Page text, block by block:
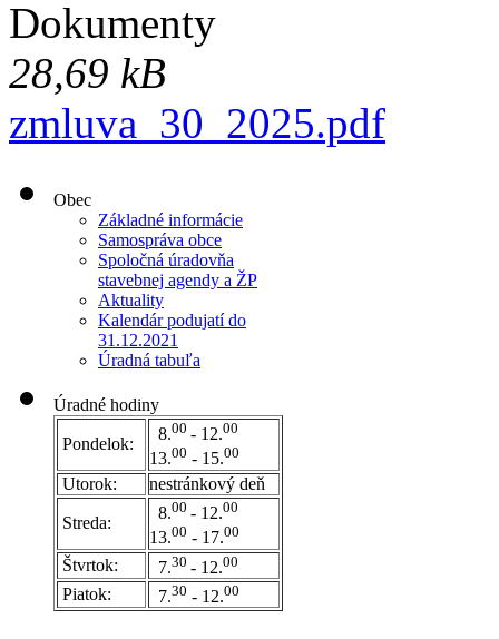
Dokumenty
28,69 kB
zmluva_30_2025.pdf
Obec
Základné informácie
Samospráva obce
Spoločná úradovňa
stavebnej agendy a ŽP
Aktuality
Kalendár podujatí do
31.12.2021
Úradná tabuľa
Úradné hodiny
Pondelok:
8.00 - 12.00
13.00 - 15.00
Utorok: nestránkový deň
Streda:
8.00 - 12.00
13.00 - 17.00
Štvrtok: 7.30 - 12.00
Piatok: 7.30 - 12.00